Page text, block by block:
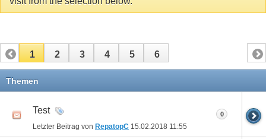
1 2 3 4 5 6
Themen
Test
Letzter Beitrag von RepatopC 15.02.2018 11:55
0